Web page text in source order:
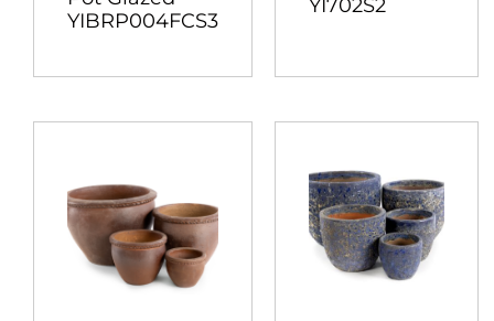
YIBRP004FCS3
YI702S2